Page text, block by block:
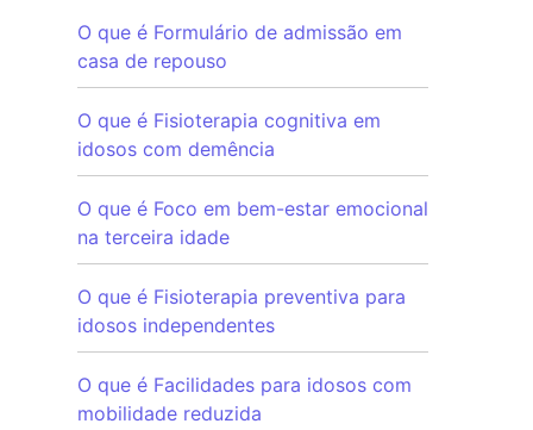
O que é Formulário de admissão em
casa de repouso
O que é Fisioterapia cognitiva em
idosos com demência
O que é Foco em bem-estar emocional
na terceira idade
O que é Fisioterapia preventiva para
idosos independentes
O que é Facilidades para idosos com
mobilidade reduzida